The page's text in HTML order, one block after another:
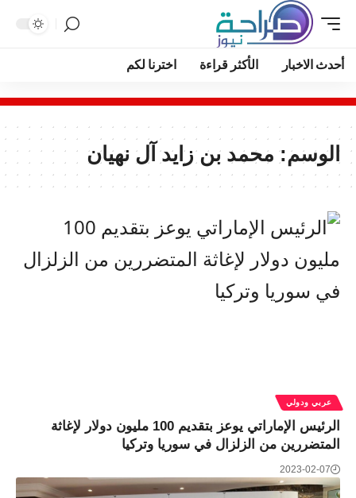
أحدث الاخبار الأكثر قراءة اخترنا لكم
الوسم: محمد بن زايد آل نهيان
عربي ودولي
الرئيس الإماراتي يوعز بتقديم 100 مليون دولار لإغاثة
المتضررين من الزلزال في سوريا وتركيا
2023-02-07